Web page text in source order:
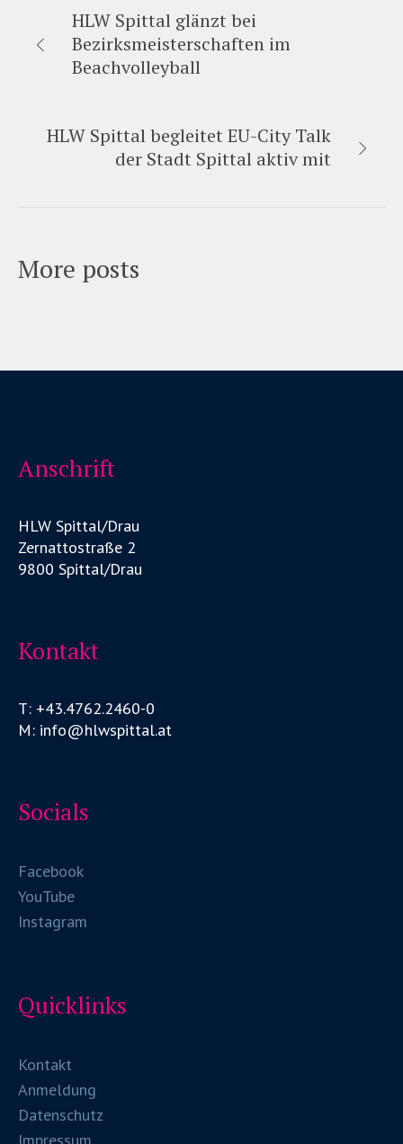
HLW Spittal glänzt bei
Bezirksmeisterschaften im
Beachvolleyball
HLW Spittal begleitet EU-City Talk
der Stadt Spittal aktiv mit
More posts
Anschrift
HLW Spittal/Drau
Zernattostraße 2
9800 Spittal/Drau
Kontakt
T: +43.4762.2460-0
M: info@hlwspittal.at
Socials
Facebook
YouTube
Instagram
Quicklinks
Kontakt
Anmeldung
Datenschutz